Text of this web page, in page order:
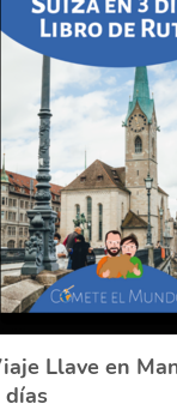
Llave en
días